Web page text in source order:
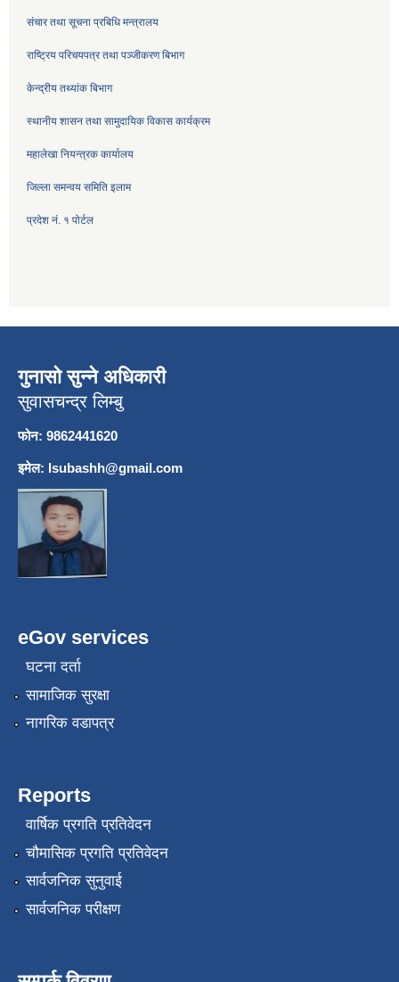
संचार तथा सूचना प्रबिधि मन्त्रालय
राष्ट्रिय परिचयपत्र तथा पञ्जीकरण बिभाग
केन्द्रीय तथ्यांक बिभाग
स्थानीय शासन तथा सामुदायिक विकास कार्यक्रम
महालेखा नियन्त्रक कार्यालय
जिल्ला समन्वय समिति इलाम
प्रदेश नं. १ पोर्टल
गुनासो सुन्ने अधिकारी
सुवासचन्द्र लिम्बु
फोन: 9862441620
इमेल: lsubashh@gmail.com
eGov services
घटना दर्ता
सामाजिक सुरक्षा
नागरिक वडापत्र
Reports
वार्षिक प्रगति प्रतिवेदन
चौमासिक प्रगति प्रतिवेदन
सार्वजनिक सुनुवाई
सार्वजनिक परीक्षण